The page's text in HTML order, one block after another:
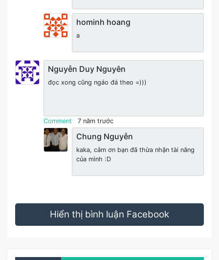
hominh hoang
a
Nguyễn Duy Nguyên
đọc xong cũng ngáo đá theo =)))
Comment 7 năm trước
Chung Nguyễn
kaka, cảm ơn bạn đã thừa nhận tài năng
của mình :D
Hiển thị bình luận Facebook